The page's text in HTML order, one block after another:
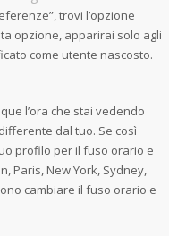
trovi l’opzione
opzione, apparirai solo agli
come utente nascosto.
l’ora che stai vedendo
dal tuo. Se così
profilo per il fuso orario e
Paris, New York, Sydney,
cambiare il fuso orario e